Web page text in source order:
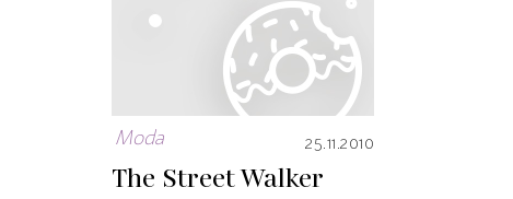
Moda 25.11.2010
The Street Walker